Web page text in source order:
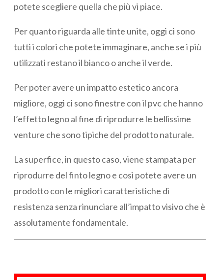
potete scegliere quella che più vi piace.
Per quanto riguarda alle tinte unite, oggi ci sono
tutti i colori che potete immaginare, anche se i più
utilizzati restano il bianco o anche il verde.
Per poter avere un impatto estetico ancora
migliore, oggi ci sono finestre con il pvc che hanno
l’effetto legno al fine di riprodurre le bellissime
venture che sono tipiche del prodotto naturale.
La superfice, in questo caso, viene stampata per
riprodurre del finto legno e così potete avere un
prodotto con le migliori caratteristiche di
resistenza senza rinunciare all’impatto visivo che è
assolutamente fondamentale.